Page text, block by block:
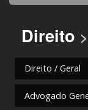
Direito
Direito / Geral
Advogado